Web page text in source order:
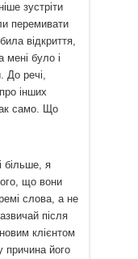
зустріти
перемивати
відкриття,
мені було і
До речі,
інших
само. Що
більше, я
що вони
слова, а не
після
клієнтом
причина його